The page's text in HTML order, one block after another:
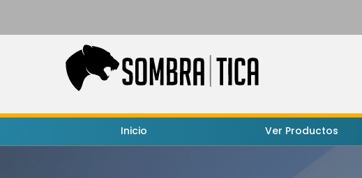
Inicio Ver Productos